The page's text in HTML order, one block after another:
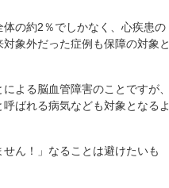
の約2％でしかなく、心疾患の
象外だった症例も保障の対象と
よる脳血管障害のことですが、
ばれる病気なども対象となるよ
ん！」なることは避けたいも